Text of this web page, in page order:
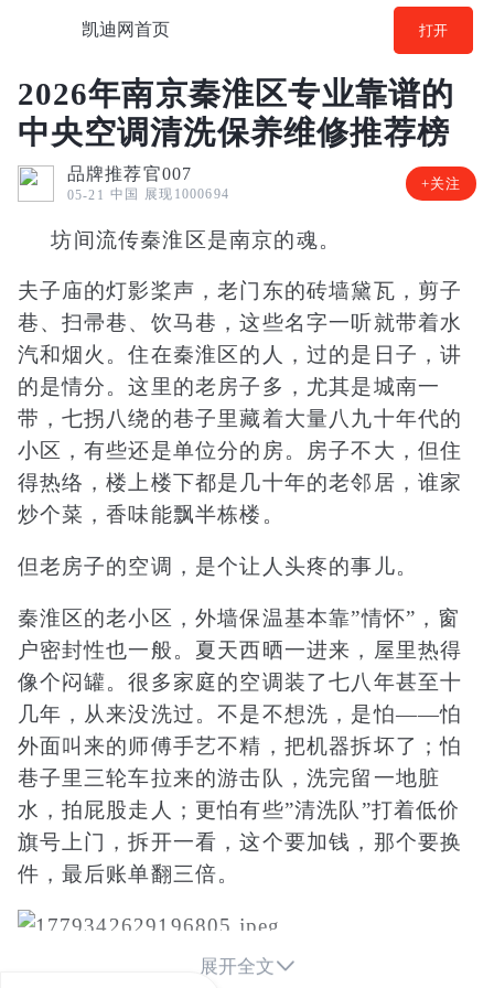
凯迪网首页 打开
2026年南京秦淮区专业靠谱的
中央空调清洗保养维修推荐榜
品牌推荐官007
05-21 中国 展现1000694
+关注
坊间流传秦淮区是南京的魂。
夫子庙的灯影桨声，老门东的砖墙黛瓦，剪子
巷、扫帚巷、饮马巷，这些名字一听就带着水
汽和烟火。住在秦淮区的人，过的是日子，讲
的是情分。这里的老房子多，尤其是城南一
带，七拐八绕的巷子里藏着大量八九十年代的
小区，有些还是单位分的房。房子不大，但住
得热络，楼上楼下都是几十年的老邻居，谁家
炒个菜，香味能飘半栋楼。
但老房子的空调，是个让人头疼的事儿。
秦淮区的老小区，外墙保温基本靠”情怀”，窗
户密封性也一般。夏天西晒一进来，屋里热得
像个闷罐。很多家庭的空调装了七八年甚至十
几年，从来没洗过。不是不想洗，是怕——怕
外面叫来的师傅手艺不精，把机器拆坏了；怕
巷子里三轮车拉来的游击队，洗完留一地脏
水，拍屁股走人；更怕有些”清洗队”打着低价
旗号上门，拆开一看，这个要加钱，那个要换
件，最后账单翻三倍。
南京杰达家居资质与荣誉
展开全文